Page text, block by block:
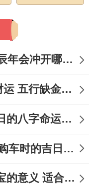
2024辰冲开财库，2024年辰年会冲开哪些人的财库
五行缺金的人是不是没有财运 五行缺金的人命运好不好
己卯日生人八字富贵 己卯日的八字命运如何
2025年买车提车吉日分析 购车时的吉日与禁忌
2024年农历12月吉日对宝宝的意义 适合龙年宝宝出生的日子有哪些